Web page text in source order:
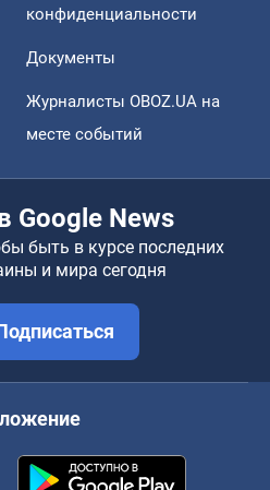
конфиденциальности
Документы
Журналисты OBOZ.UA на
месте событий
Google News
быть в курсе последних
и мира сегодня